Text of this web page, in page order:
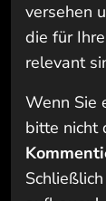
versehen
die für
relevant
Wenn Sie
bitte nicht